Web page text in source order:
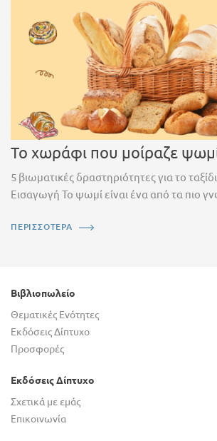
Το χωράφι που μοίραζε
5 βιωματικές δραστηριότητες για το
Εισαγωγή Το ψωμί είναι ένα από τα πιο
ΠΕΡΙΣΣΟΤΕΡΑ
Βιβλιοπωλείο
Θεματικές Ενότητες
Εκδόσεις Δίπτυχο
Προσφορές
Εκδόσεις Δίπτυχο
Σχετικά με εμάς
Επικοινωνία